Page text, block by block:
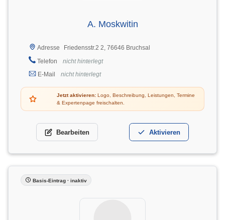
A. Moskwitin
Adresse
Friedensstr.2 2, 76646 Bruchsal
Telefon
nicht hinterlegt
E-Mail
nicht hinterlegt
Jetzt aktivieren: Logo, Beschreibung, Leistungen, Termine
& Expertenpage freischalten.
Bearbeiten Aktivieren
Basis-Eintrag · inaktiv